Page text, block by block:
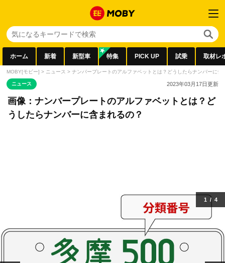
ホーム 新着 新型車 特集 PICK UP 試乗 取材レ
MOBY[モビー] > ニュース > ナンバープレートのアルファベットとは？どうしたらナンバーに含
ニュース 2023年03月17日更新
画像：ナンバープレートのアルファベットとは？ど
うしたらナンバーに含まれるの？
1 / 4